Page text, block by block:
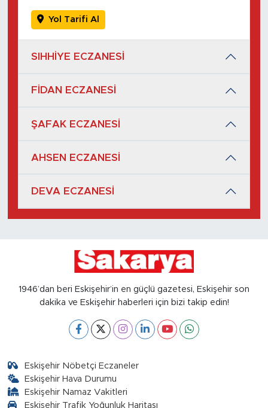
Yol Tarifi Al
SIHHİYE ECZANESİ
FİDAN ECZANESİ
ŞAFAK ECZANESİ
AHSEN ECZANESİ
DEVA ECZANESİ
1946’dan beri Eskişehir’in en güçlü gazetesi, Eskişehir son
dakika ve Eskişehir haberleri için bizi takip edin!
Eskişehir Nöbetçi Eczaneler
Eskişehir Hava Durumu
Eskişehir Namaz Vakitleri
Eskişehir Trafik Yoğunluk Haritası